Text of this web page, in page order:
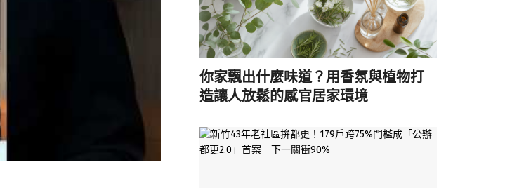
你家飄出什麼味道？用香氛與植物打
造讓人放鬆的感官居家環境